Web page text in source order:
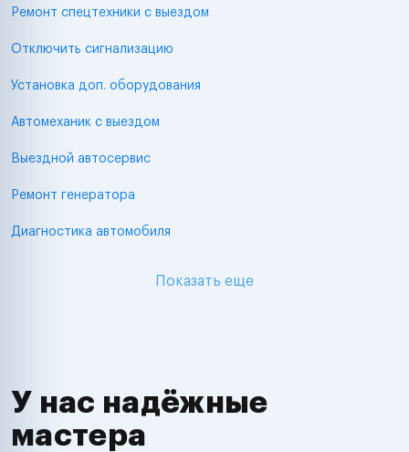
Ремонт спецтехники с выездом
Отключить сигнализацию
Установка доп. оборудования
Автомеханик с выездом
Выездной автосервис
Ремонт генератора
Диагностика автомобиля
Показать еще
У нас надёжные
мастера